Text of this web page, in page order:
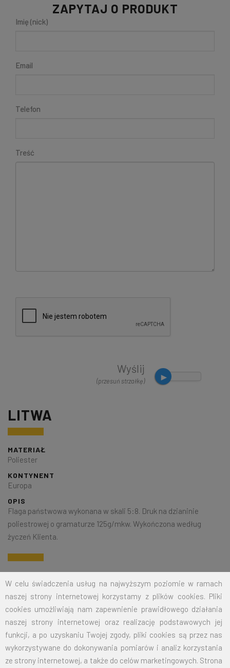
W celu świadczenia usług na najwyższym poziomie w ramach
naszej strony internetowej korzystamy z plików cookies. Pliki
cookies umożliwiają nam zapewnienie prawidłowego działania
naszej strony internetowej oraz realizację podstawowych jej
funkcji, a po uzyskaniu Twojej zgody, pliki cookies są przez nas
wykorzystywane do dokonywania pomiarów i analiz korzystania
ze strony internetowej, a także do celów marketingowych. Strona
ZAPYTAJ O PRODUKT
Imię (nick)
Email
Telefon
Treść
Wyślij
(przesuń strzałkę)
LITWA
MATERIAŁ
Poliester
KONTYNENT
Europa
OPIS
Flaga państwowa wykonana w skali 5:8. Druk na dzianinie
poliestrowej o gramaturze 125g/mkw. Wykończona według
życzeń Klienta.
flagi. Przy zamówieniu większej ilości cena zostanie wyliczona
indywidualnie.
ROZMIAR CENA NETTO CENA BRUTTO
15X24 12,50 15,38